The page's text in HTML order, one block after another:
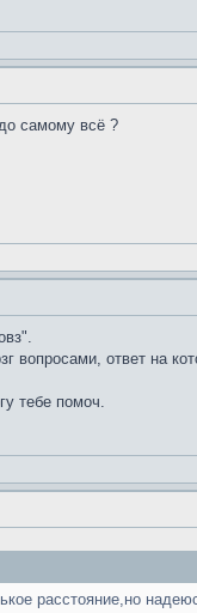
самому всё ?
ответ на
тебе помоч.
расстояние,но